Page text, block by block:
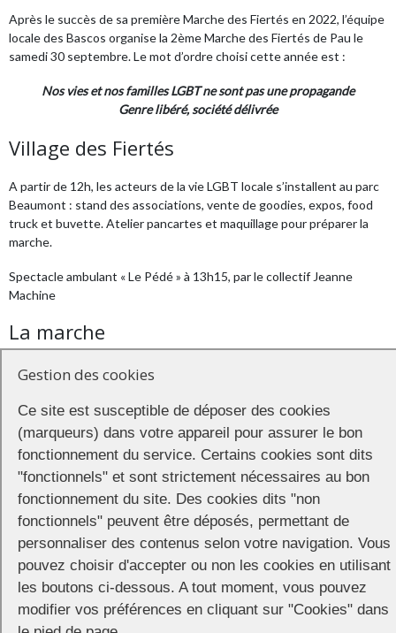
Après le succès de sa première Marche des Fiertés en 2022, l’équipe
locale des Bascos organise la 2ème Marche des Fiertés de Pau le
samedi 30 septembre. Le mot d’ordre choisi cette année est :
Nos vies et nos familles LGBT ne sont pas une propagande
Genre libéré, société délivrée
Village des Fiertés
A partir de 12h, les acteurs de la vie LGBT locale s’installent au parc
Beaumont : stand des associations, vente de goodies, expos, food
truck et buvette. Atelier pancartes et maquillage pour préparer la
marche.
Spectacle ambulant « Le Pédé » à 13h15, par le collectif Jeanne
Machine
La marche
Après quelques discours (traduction en langue des signes) et une
Paname, départ des manifestants à 16h du parc Beaumont pour un
parcours dans le centre ville de Pau. La batucada « L’étoile métisse »
assurera l’ambiance !
La soirée
A partir de 20h, soirée à la Route du Son, à Billère. Food Trucks, Les
Dam’Oiselles (Pau), Leny Muh (Paris) et DJ Mlle Léa (Lyon). Acheter
sa place en ligne :
https://www.ampli.asso.fr/event/la-marche-des-fiertes/
Dès 2h, after au CBGB Club à Bizanos.
Gestion des cookies
Ce site est susceptible de déposer des cookies
(marqueurs) dans votre appareil pour assurer le bon
fonctionnement du service. Certains cookies sont dits
"fonctionnels" et sont strictement nécessaires au bon
fonctionnement du site. Des cookies dits "non
fonctionnels" peuvent être déposés, permettant de
personnaliser des contenus selon votre navigation. Vous
pouvez choisir d'accepter ou non les cookies en utilisant
les boutons ci-dessous. A tout moment, vous pouvez
modifier vos préférences en cliquant sur "Cookies" dans